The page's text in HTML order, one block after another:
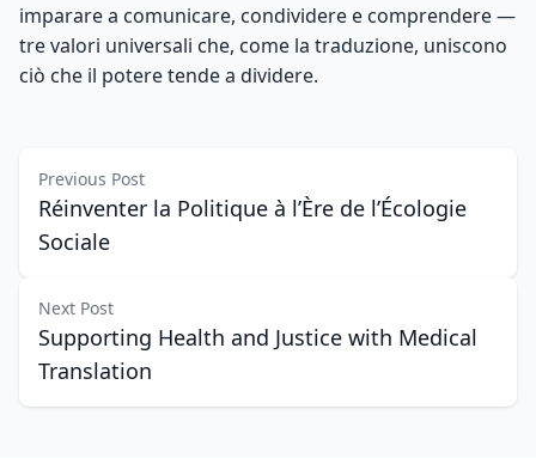
imparare a comunicare, condividere e comprendere —
tre valori universali che, come la traduzione, uniscono
ciò che il potere tende a dividere.
Previous Post
Réinventer la Politique à l’Ère de l’Écologie
Sociale
Next Post
Supporting Health and Justice with Medical
Translation